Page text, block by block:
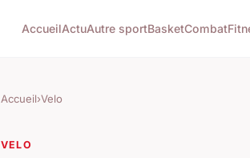
AccueilActuAutre sportBasketCombat
Accueil›Velo
VELO